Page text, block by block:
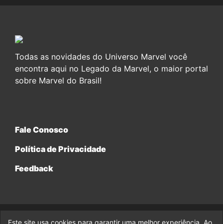
Todas as novidades do Universo Marvel você
encontra aqui no Legado da Marvel, o maior portal
sobre Marvel do Brasil!
Fale Conosco
Política de Privacidade
Feedback
Este site usa cookies para garantir uma melhor experiência. Ao